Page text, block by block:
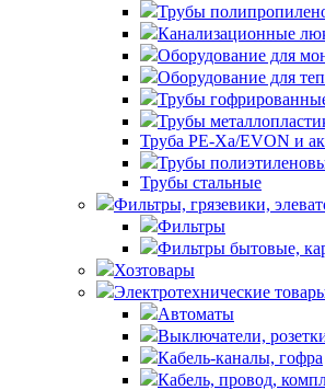
Трубы
Канализационные
Оборудование для
Оборудование для
Трубы
Трубы
Труба PE-Xa/EVON и
Трубы
Трубы стальные
Фильтры, грязевики,
Фильтры
Фильтры бытовые,
Хозтовары
Электротехнические
Автоматы
Выключатели,
Кабель-каналы, гофра
Кабель, провод,